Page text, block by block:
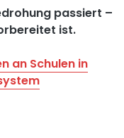
passiert –
ist.
an Schulen in